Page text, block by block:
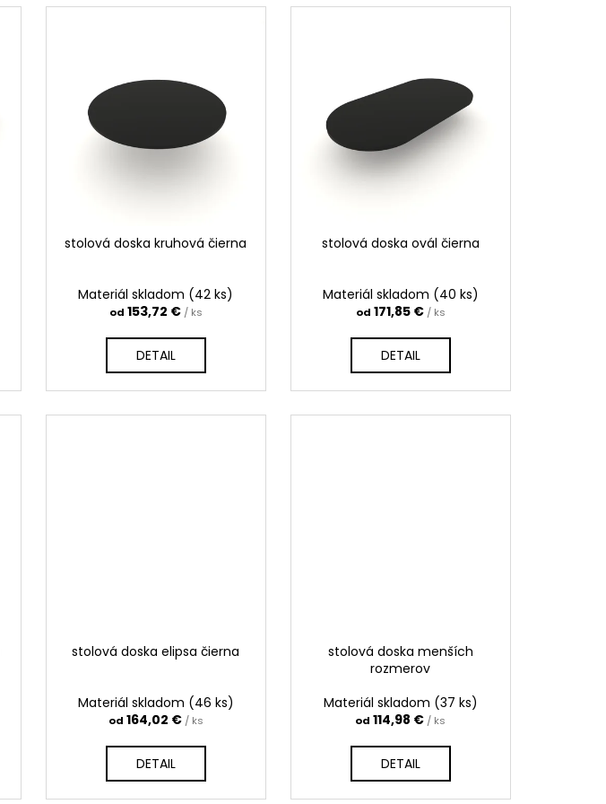
stolová doska kruhová čierna
Materiál skladom (42 ks)
od 153,72 € / ks
DETAIL
stolová doska ovál čierna
Materiál skladom (40 ks)
od 171,85 € / ks
DETAIL
stolová doska elipsa čierna
Materiál skladom (46 ks)
od 164,02 € / ks
DETAIL
stolová doska menších
rozmerov
Materiál skladom (37 ks)
od 114,98 € / ks
DETAIL